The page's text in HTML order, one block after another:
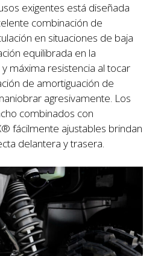
exigentes está diseñada
combinación de
en situaciones de baja
equilibrada en la
máxima resistencia al tocar
de amortiguación de
agresivamente. Los
combinados con
fácilmente ajustables brindan
delantera y trasera.